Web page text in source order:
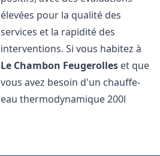
élevées pour la qualité des
services et la rapidité des
interventions. Si vous habitez à
Le Chambon Feugerolles et que
vous avez besoin d'un chauffe-
eau thermodynamique 200l